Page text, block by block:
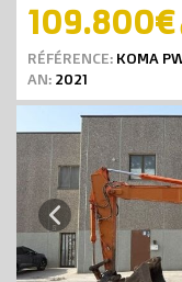
109.800€
RÉFÉRENCE: KOMA
AN: 2021
Previous